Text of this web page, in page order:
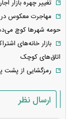
تغییر چهره بازار
مهاجرت معکوس در
حومه شهرها کوچ
بازار خانه‌های
اتاق‌های کوچک
رمزگشایی از
ارسال نظر